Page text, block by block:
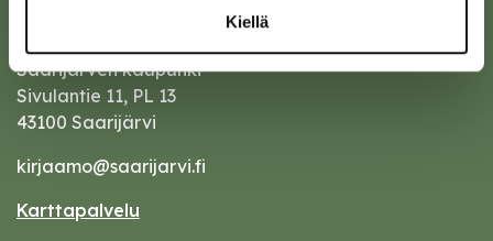
Kiellä
Saarijärven kaupunki
Sivulantie 11, PL 13
43100 Saarijärvi
kirjaamo@saarijarvi.fi
Karttapalvelu